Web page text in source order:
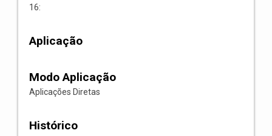
16:
Aplicação
Modo Aplicação
Aplicações Diretas
Histórico